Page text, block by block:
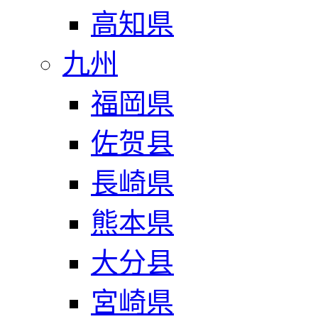
高知県
九州
福岡県
佐贺县
長崎県
熊本県
大分县
宮崎県